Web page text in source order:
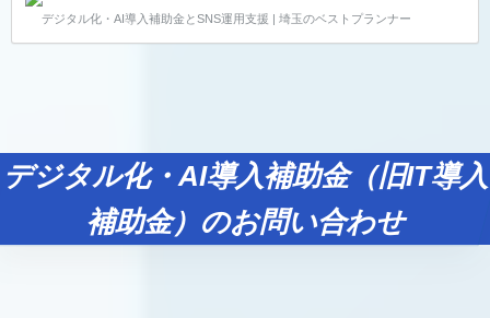
デジタル化・AI導入補助金とSNS運用支援 | 埼玉のベストプランナー
デジタル化・AI導入補助金（旧IT導入
補助金）のお問い合わせ